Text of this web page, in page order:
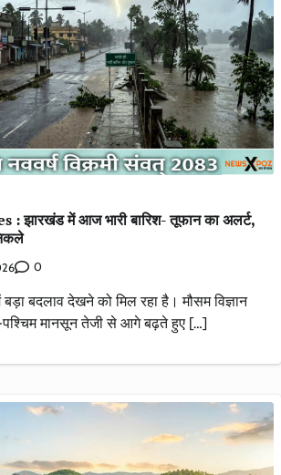
झारखंड में आज भारी बारिश- तूफान का अलर्ट,
0
बदलाव देखने को मिल रहा है। मौसम विज्ञान
पश्चिम मानसून तेजी से आगे बढ़ते हुए […]